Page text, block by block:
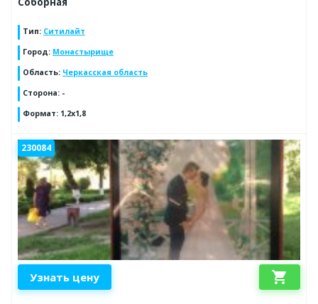
Тип: Ситилайт
Город: Монастырище
Область: Черкасская область
Сторона: -
Формат: 1,2х1,8
230084
Узнать цену shopping_cart